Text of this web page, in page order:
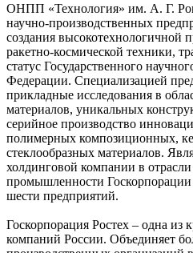
ОНПП «Технология» им. А. Г.
научно-производственных
создания высокотехнологичной
ракетно-космической техники,
статус Государственного
Федерации. Специализацией
прикладные исследования в
материалов, уникальных
серийное производство
полимерных композиционных,
стеклообразных материалов.
холдинговой компании в
промышленности Госкорпорации
шести предприятий.
Госкорпорация Ростех – одна
компаний России. Объединяет